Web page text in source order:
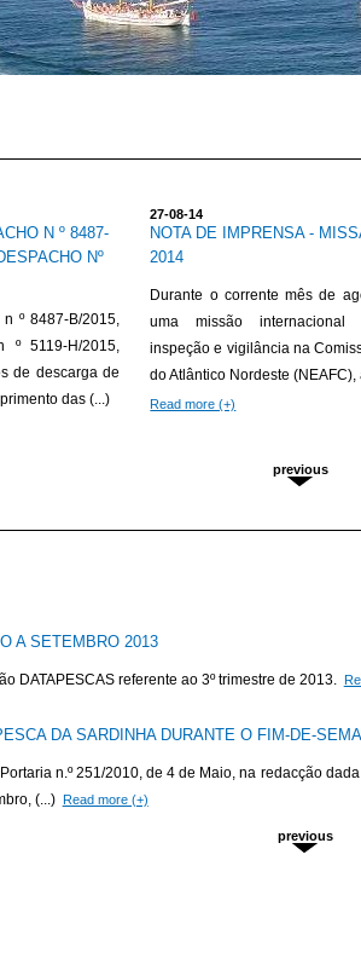
N º 8487-
Nº
º 8487-B/2015,
5119-H/2015,
de descarga de
das (...)
27-08-14
NOTA DE IMPRENSA -
2014
Durante o corrente mês de
uma missão internacional
inspeção e vigilância na
do Atlântico Nordeste (NEAFC),
Read more (+)
previous
A SETEMBRO 2013
DATAPESCAS referente ao 3º trimestre de 2013.
DA SARDINHA DURANTE O FIM-DE-
n.º 251/2010, de 4 de Maio, na redacção
(...) Read more (+)
previous